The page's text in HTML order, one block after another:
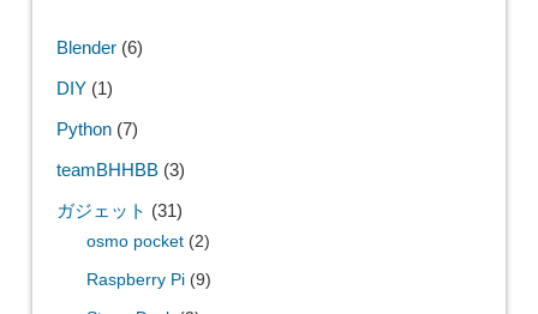
Blender(6)
DIY(1)
Python(7)
teamBHHBB(3)
ガジェット (31)
osmo pocket(2)
Raspberry Pi(9)